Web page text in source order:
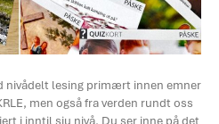
nivådelt lesing primært innen emner
men også fra verden rundt oss
i inntil sju nivå. Du ser inne på det